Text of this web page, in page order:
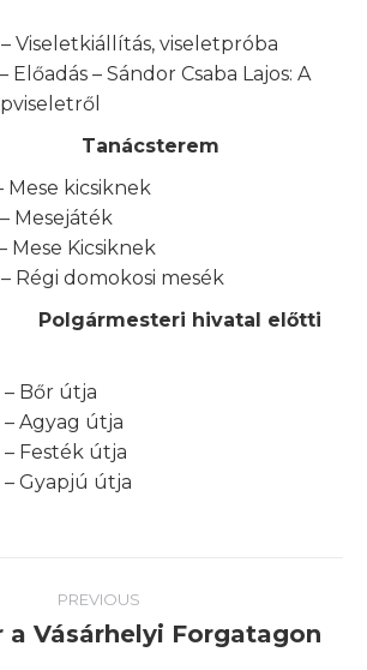
– Viseletkiállítás, viseletpróba
Előadás – Sándor Csaba Lajos: A
Mese kicsiknek
Mesejáték
Mese Kicsiknek
– Régi domokosi mesék
Polgármesteri hivatal előtti
– Bőr útja
– Agyag útja
– Festék útja
– Gyapjú útja
PREVIOUS
Previous
a Vásárhelyi Forgatagon